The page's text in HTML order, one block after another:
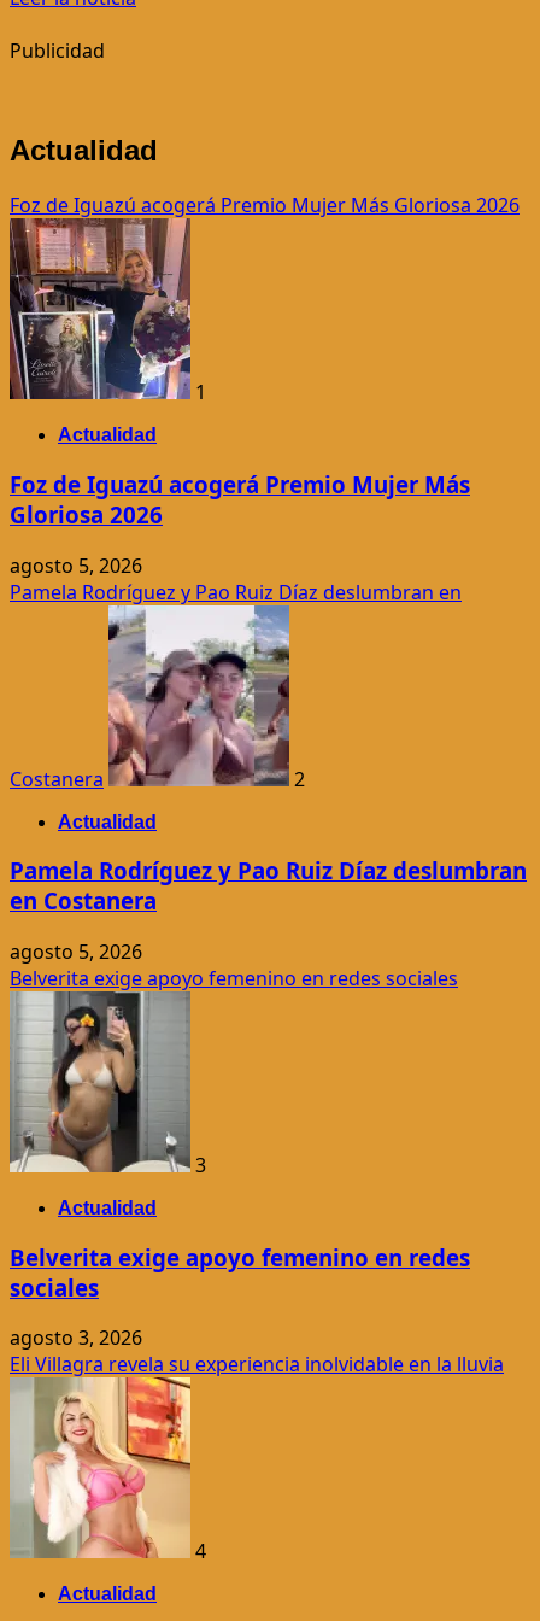
las
médicas
en
la
Clínica
2
de
UCP
en
barrio
Gral.
Genes
Publicidad
Actualidad
Foz de Iguazú acogerá Premio Mujer Más Gloriosa 2026
1
Actualidad
Foz de Iguazú acogerá Premio Mujer Más
Gloriosa 2026
agosto 5, 2026
Pamela Rodríguez y Pao Ruiz Díaz deslumbran en
Costanera 2
Actualidad
Pamela Rodríguez y Pao Ruiz Díaz deslumbran
en Costanera
agosto 5, 2026
Belverita exige apoyo femenino en redes sociales
3
Actualidad
Belverita exige apoyo femenino en redes
sociales
agosto 3, 2026
Eli Villagra revela su experiencia inolvidable en la lluvia
4
Actualidad